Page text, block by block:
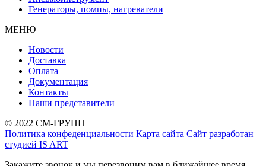
Генераторы, помпы, нагреватели
МЕНЮ
Новости
Доставка
Оплата
Документация
Контакты
Наши представители
© 2022 СМ-ГРУПП
Политика конфеденциальности Карта сайта Сайт разработан
студией IS ART